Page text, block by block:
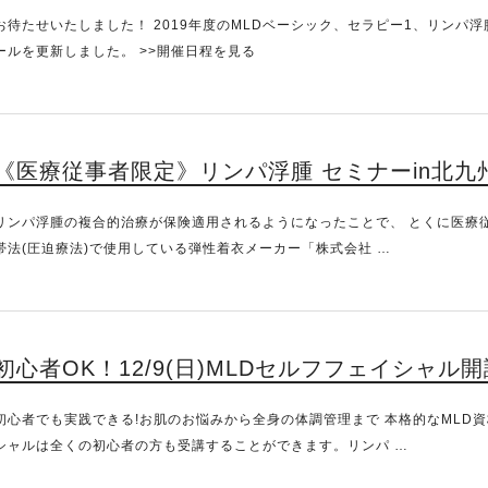
待たせいたしました！ 2019年度のMLDベーシック、セラピー1、リンパ
ルを更新しました。 >>開催日程を見る
医療従事者限定》リンパ浮腫 セミナーin北
ンパ浮腫の複合的治療が保険適用されるようになったことで、 とくに医
法(圧迫療法)で使用している弾性着衣メーカー「株式会社 …
心者OK！12/9(日)MLDセルフフェイシャル開
心者でも実践できる!お肌のお悩みから全身の体調管理まで 本格的なMLD
ャルは全くの初心者の方も受講することができます。リンパ …